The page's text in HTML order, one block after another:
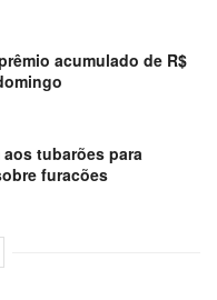
acumulado de R$
tubarões para
furacões